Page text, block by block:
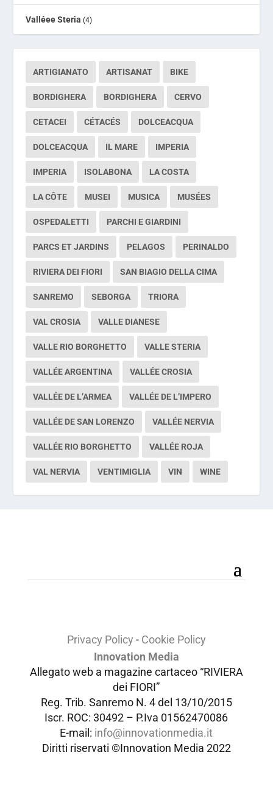
Valléee Steria (4)
ARTIGIANATO ARTISANAT BIKE
BORDIGHERA BORDIGHERA CERVO
CETACEI CÉTACÉS DOLCEACQUA
DOLCEACQUA IL MARE IMPERIA
IMPERIA ISOLABONA LA COSTA
LA CÔTE MUSEI MUSICA MUSÉES
OSPEDALETTI PARCHI E GIARDINI
PARCS ET JARDINS PELAGOS PERINALDO
RIVIERA DEI FIORI SAN BIAGIO DELLA CIMA
SANREMO SEBORGA TRIORA
VAL CROSIA VALLE DIANESE
VALLE RIO BORGHETTO VALLE STERIA
VALLÉE ARGENTINA VALLÉE CROSIA
VALLÉE DE L’ARMEA VALLÉE DE L’IMPERO
VALLÉE DE SAN LORENZO VALLÉE NERVIA
VALLÉE RIO BORGHETTO VALLÉE ROJA
VAL NERVIA VENTIMIGLIA VIN WINE
Privacy Policy - Cookie Policy
Innovation Media
Allegato web a magazine cartaceo “RIVIERA
dei FIORI”
Reg. Trib. Sanremo N. 4 del 13/10/2015
Iscr. ROC: 30492 – P.Iva 01562470086
E-mail: info@innovationmedia.it
Diritti riservati ©Innovation Media 2022